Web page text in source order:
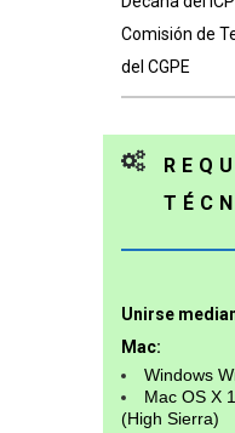
Comisión de
del CGPE
Unirse
Mac:
Windows
Mac OS X
(High Sierra)